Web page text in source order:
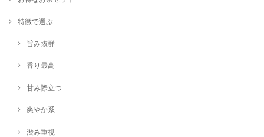
特徴で選ぶ
旨み抜群
香り最高
甘み際立つ
爽やか系
渋み重視